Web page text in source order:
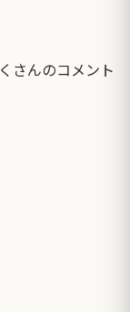
さんのコメント